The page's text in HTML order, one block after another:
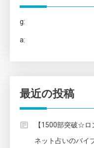
g:
a:
最近の投稿
【1500部突破☆
ネット占いのバイ